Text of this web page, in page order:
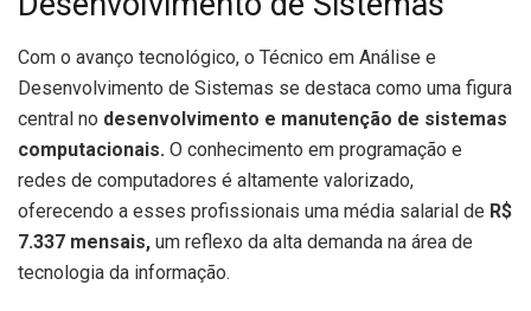
Com o avanço tecnológico, o Técnico em Análise e
Desenvolvimento de Sistemas se destaca como uma figura
central no desenvolvimento e manutenção de sistemas
computacionais. O conhecimento em programação e
redes de computadores é altamente valorizado,
oferecendo a esses profissionais uma média salarial de R$
7.337 mensais, um reflexo da alta demanda na área de
tecnologia da informação.